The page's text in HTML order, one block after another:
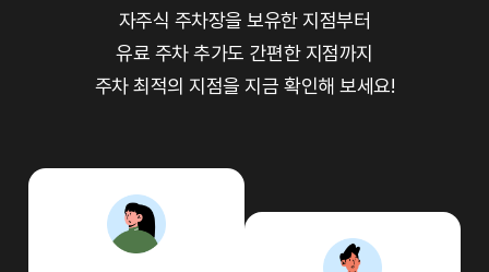
자주식 주차장을 보유한 지점부터
유료 주차 추가도 간편한 지점까지
주차 최적의 지점을 지금 확인해 보세요!